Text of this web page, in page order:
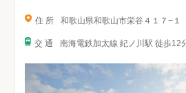
住 所 和歌山県和歌山市栄谷４１７−１
交 通 南海電鉄加太線 紀ノ川駅 徒歩12